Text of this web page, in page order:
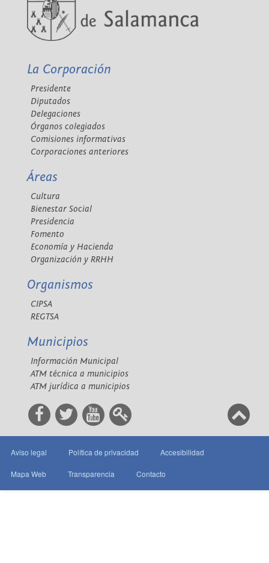
La Corporación
Presidente
Diputados
Delegaciones
Órganos colegiados
Comisiones informativas
Corporaciones anteriores
Áreas
Cultura
Bienestar Social
Presidencia
Fomento
Economía y Hacienda
Organización y RRHH
Organismos
CIPSA
REGTSA
Municipios
Información Municipal
ATM técnica a municipios
ATM jurídica a municipios
Aviso legal Política de privacidad Accesibilidad
Mapa Web Transparencia Contacto